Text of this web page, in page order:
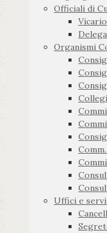
Officiali di
Organismi
Uffici e